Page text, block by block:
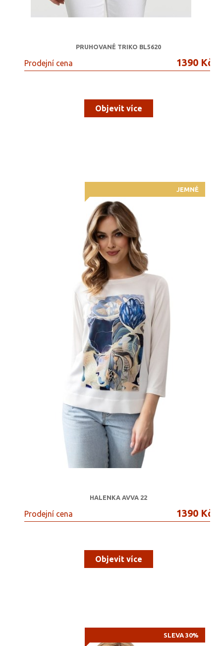
PRUHOVANÉ TRIKO BL5620
Prodejní cena 1390 Kč
Objevit více
JEMNÉ
HALENKA AVVA 22
Prodejní cena 1390 Kč
Objevit více
SLEVA 30%